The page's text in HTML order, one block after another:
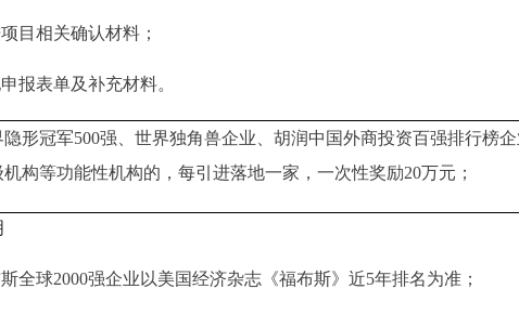
目相关确认材料；
报表单及补充材料。
冠军500强、世界独角兽企业、胡润中国外商投资百强排行榜
构等功能性机构的，每引进落地一家，一次性奖励20万元；
全球2000强企业以美国经济杂志《福布斯》近5年排名为准；